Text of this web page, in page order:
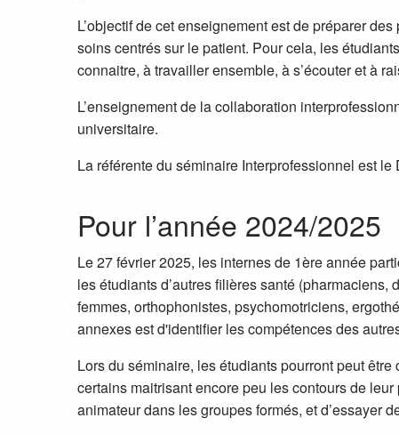
L’objectif de cet enseignement est de préparer
soins centrés sur le patient. Pour cela, les
connaitre, à travailler ensemble, à s’écouter et à
L’enseignement de la collaboration
universitaire.
La référente du séminaire Interprofessionnel est le
Pour l’année 2024/2025
Le 27 février 2025, les internes de 1ère année
les étudiants d’autres filières santé
femmes, orthophonistes, psychomotriciens,
annexes est d'identifier les compétences des
Lors du séminaire, les étudiants pourront peut
certains maitrisant encore peu les contours de
animateur dans les groupes formés, et d’essayer